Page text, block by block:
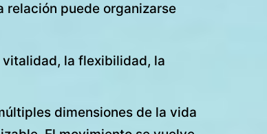
puede organizarse
la flexibilidad, la
dimensiones de la vida